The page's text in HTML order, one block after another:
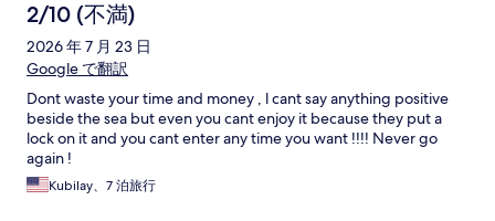
2/10 (不満)
2026 年 7 月 23 日
Google で翻訳
Dont waste your time and money , l cant say anything positive
beside the sea but even you cant enjoy it because they put a
lock on it and you cant enter any time you want !!!! Never go
again !
Kubilay、7 泊旅行